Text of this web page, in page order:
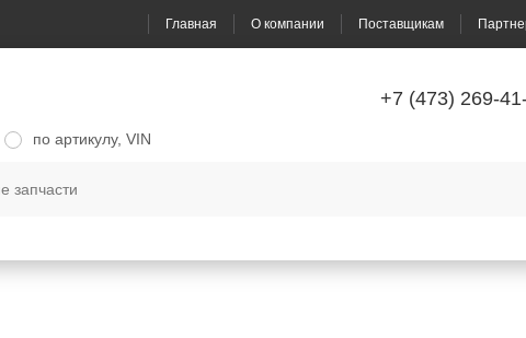
Главная О компании Поставщикам
+7 (473) 269-
по артикулу, VIN